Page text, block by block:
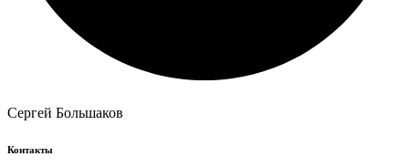
Сергей Большаков
Контакты